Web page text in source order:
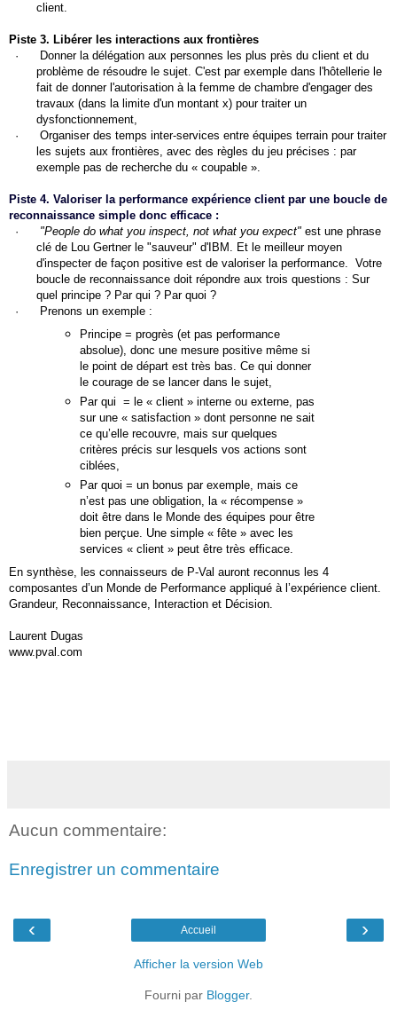
client.
Piste 3. Libérer les interactions aux frontières
·
Donner la délégation aux personnes les plus près du client et du
problème de résoudre le sujet. C'est par exemple dans l'hôtellerie le
fait de donner l'autorisation à la femme de chambre d'engager des
travaux (dans la limite d'un montant x) pour traiter un
dysfonctionnement,
·
Organiser des temps inter-services entre équipes terrain pour traiter
les sujets aux frontières, avec des règles du jeu précises : par
exemple pas de recherche du « coupable ».
Piste 4. Valoriser la performance expérience client par une boucle de
reconnaissance simple donc efficace :
·
"People do what you inspect, not what you expect" est une phrase
clé de Lou Gertner le "sauveur" d'IBM. Et le meilleur moyen
d'inspecter de façon positive est de valoriser la performance. Votre
boucle de reconnaissance doit répondre aux trois questions : Sur
quel principe ? Par qui ? Par quoi ?
·
Prenons un exemple :
Principe = progrès (et pas performance
absolue), donc une mesure positive même si
le point de départ est très bas. Ce qui donner
le courage de se lancer dans le sujet,
Par qui = le « client » interne ou externe, pas
sur une « satisfaction » dont personne ne sait
ce qu’elle recouvre, mais sur quelques
critères précis sur lesquels vos actions sont
ciblées,
Par quoi = un bonus par exemple, mais ce
n’est pas une obligation, la « récompense »
doit être dans le Monde des équipes pour être
bien perçue. Une simple « fête » avec les
services « client » peut être très efficace.
En synthèse, les connaisseurs de P-Val auront reconnus les 4
composantes d’un Monde de Performance appliqué à l’expérience client.
Grandeur, Reconnaissance, Interaction et Décision.
Laurent Dugas
www.pval.com
Aucun commentaire:
Enregistrer un commentaire
‹ ›
Accueil
Afficher la version Web
Fourni par Blogger.